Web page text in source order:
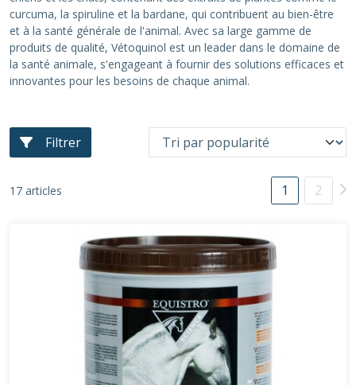
curcuma, la spiruline et la bardane, qui contribuent au bien-être
et à la santé générale de l'animal. Avec sa large gamme de
produits de qualité, Vétoquinol est un leader dans le domaine de
la santé animale, s'engageant à fournir des solutions efficaces et
innovantes pour les besoins de chaque animal.
Filtrer
17 articles 1 2